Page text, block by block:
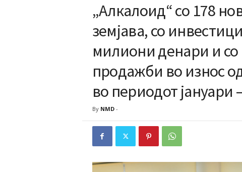
„Алкалоид“ со 178
земјава, со
милиони денари и
продажби во износ
во периодот јануари
By NMD-